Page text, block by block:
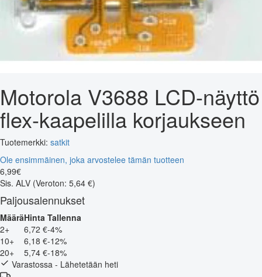
Motorola V3688 LCD-näyttö
flex-kaapelilla korjaukseen
Tuotemerkki: satkit
Ole ensimmäinen, joka arvostelee tämän tuotteen
6,99€
Sis. ALV (Veroton: 5,64 €)
Paljousalennukset
MääräHinta Tallenna
2+
6,72 €-4%
10+
6,18 €-12%
20+
5,74 €-18%
Varastossa - Lähetetään heti